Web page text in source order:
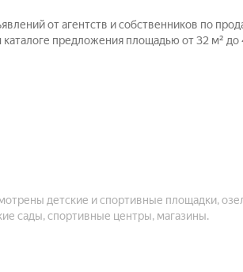
от агентств и собственников по
предложения площадью от 32 м² до
детские и спортивные площадки,
сады, спортивные центры, магазины.